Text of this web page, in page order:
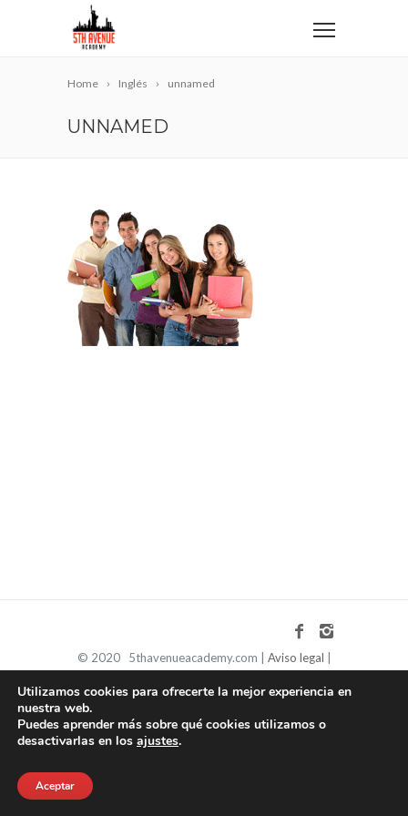
Home Inglés unnamed
UNNAMED
© 2020 5thavenueacademy.com | Aviso legal
Utilizamos cookies para ofrecerte la mejor experiencia en
nuestra web.
Puedes aprender más sobre qué cookies utilizamos o
desactivarlas en los ajustes.
Aceptar